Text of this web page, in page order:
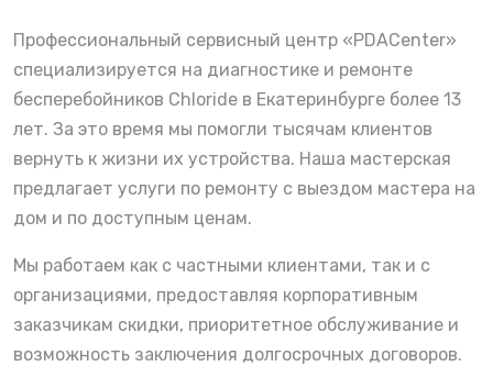
Профессиональный сервисный центр «PDACenter»
специализируется на диагностике и ремонте
бесперебойников Chloride в Екатеринбурге более 13
лет. За это время мы помогли тысячам клиентов
вернуть к жизни их устройства. Наша мастерская
предлагает услуги по ремонту с выездом мастера на
дом и по доступным ценам.
Мы работаем как с частными клиентами, так и с
организациями, предоставляя корпоративным
заказчикам скидки, приоритетное обслуживание и
возможность заключения долгосрочных договоров.